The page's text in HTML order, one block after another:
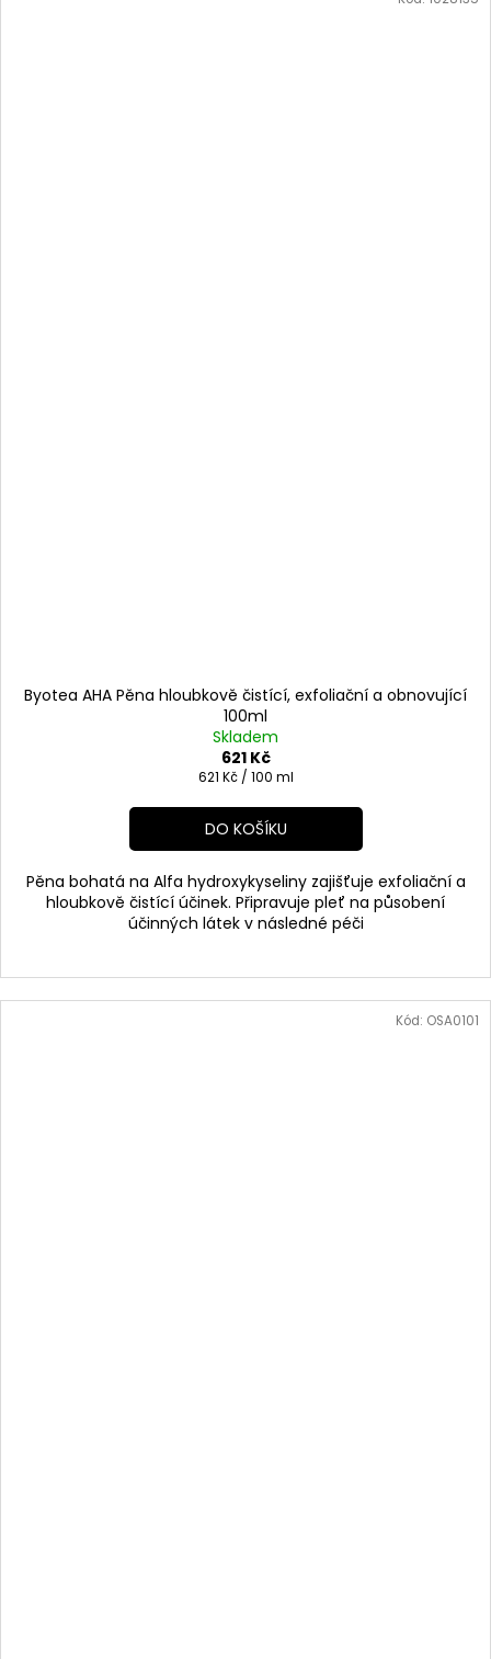
Byotea AHA Pěna hloubkově čistící, exfoliační a obnovující
100ml
Skladem
621 Kč
Měrná
621 Kč / 100 ml
DO KOŠÍKU
Pěna bohatá na Alfa hydroxykyseliny zajišťuje exfoliační a
hloubkově čistící účinek. Připravuje pleť na působení
účinných látek v následné péči
Kód: OSA0101